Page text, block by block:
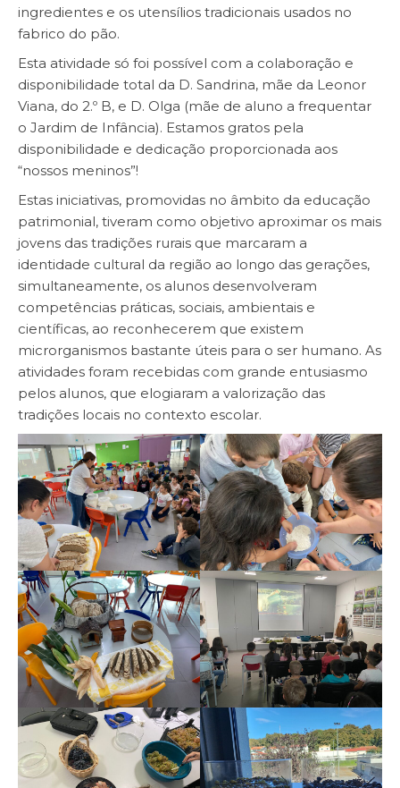
ingredientes e os utensílios tradicionais usados no
fabrico do pão.
Esta atividade só foi possível com a colaboração e
disponibilidade total da D. Sandrina, mãe da Leonor
Viana, do 2.º B, e D. Olga (mãe de aluno a frequentar
o Jardim de Infância). Estamos gratos pela
disponibilidade e dedicação proporcionada aos
“nossos meninos”!
Estas iniciativas, promovidas no âmbito da educação
patrimonial, tiveram como objetivo aproximar os mais
jovens das tradições rurais que marcaram a
identidade cultural da região ao longo das gerações,
simultaneamente, os alunos desenvolveram
competências práticas, sociais, ambientais e
científicas, ao reconhecerem que existem
microrganismos bastante úteis para o ser humano. As
atividades foram recebidas com grande entusiasmo
pelos alunos, que elogiaram a valorização das
tradições locais no contexto escolar.